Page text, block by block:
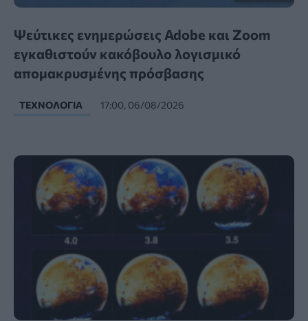
Ψεύτικες ενημερώσεις Adobe και Zoom
εγκαθιστούν κακόβουλο λογισμικό
απομακρυσμένης πρόσβασης
ΤΕΧΝΟΛΟΓΊΑ 17:00, 06/08/2026